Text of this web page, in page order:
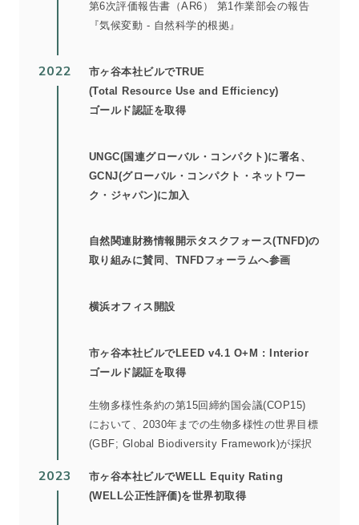
第6次評価報告書（AR6） 第1作業部会の報告
『気候変動 - 自然科学的根拠』
2022
市ヶ谷本社ビルでTRUE
(Total Resource Use and Efficiency)
ゴールド認証を取得
UNGC(国連グローバル・コンパクト)に署名、
GCNJ(グローバル・コンパクト・ネットワー
ク・ジャパン)に加入
自然関連財務情報開示タスクフォース(TNFD)の
取り組みに賛同、TNFDフォーラムへ参画
横浜オフィス開設
生物多様性条約の第15回締約国会議(COP15)
において、2030年までの生物多様性の世界目標
(GBF; Global Biodiversity Framework)が採択
市ヶ谷本社ビルでLEED v4.1 O+M : Interior
ゴールド認証を取得
2023
市ヶ谷本社ビルでWELL Equity Rating
(WELL公正性評価)を世界初取得